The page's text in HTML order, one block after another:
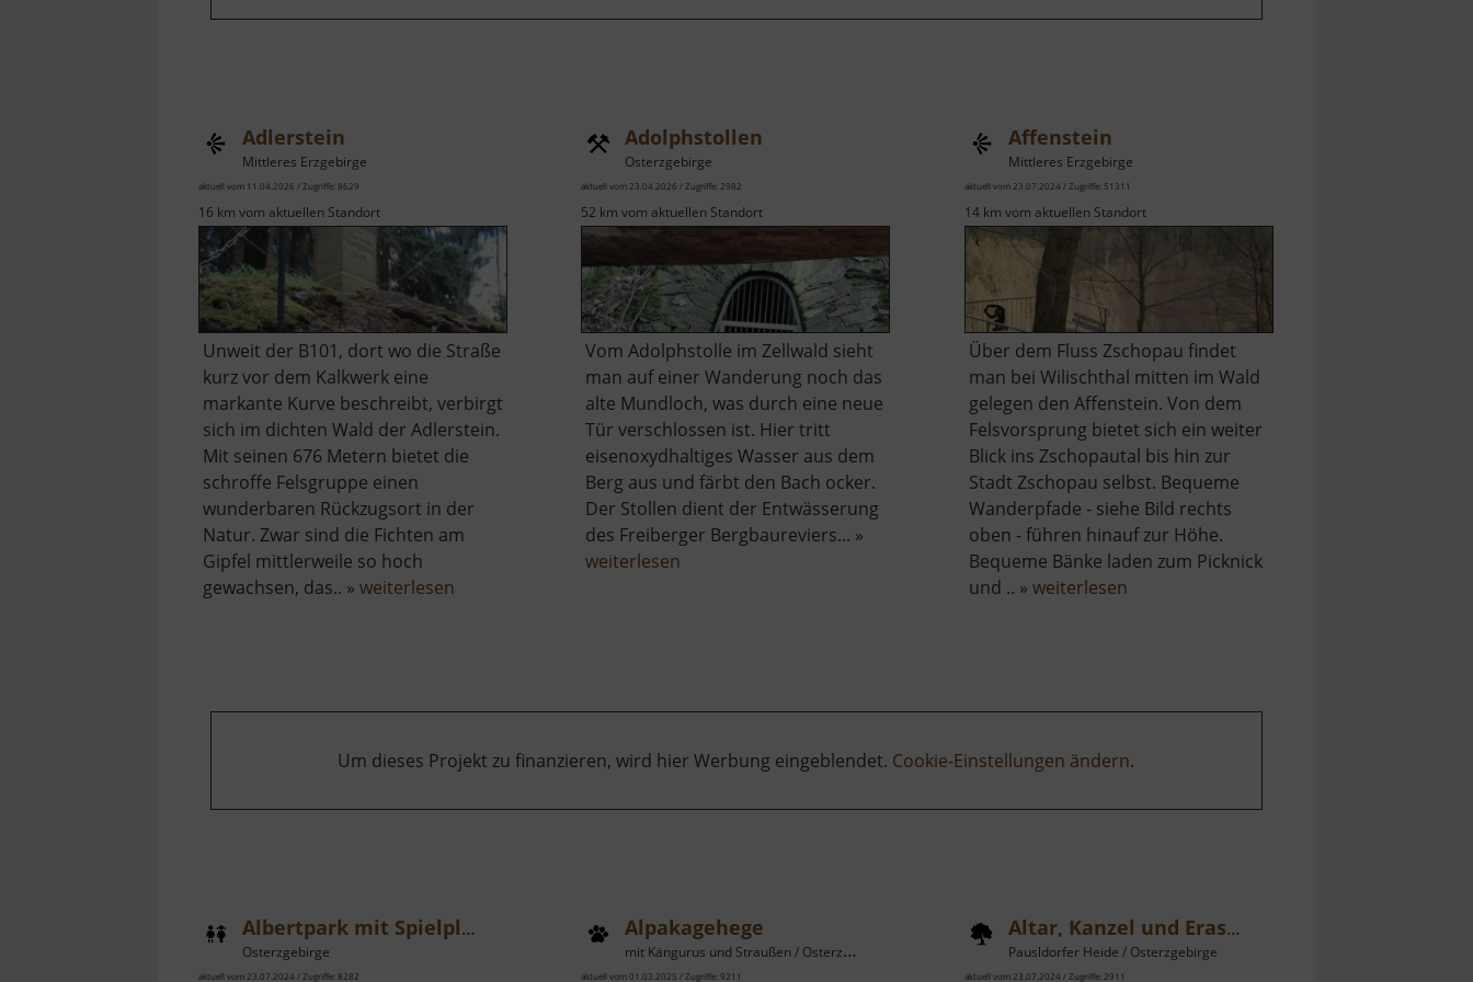
Adlerstein
Mittleres Erzgebirge
aktuell vom 11.04.2026 / Zugriffe: 8629
16 km vom aktuellen Standort
Unweit der B101, dort wo die Straße
kurz vor dem Kalkwerk eine
markante Kurve beschreibt, verbirgt
sich im dichten Wald der Adlerstein.
Mit seinen 676 Metern bietet die
schroffe Felsgruppe einen
wunderbaren Rückzugsort in der
Natur. Zwar sind die Fichten am
Gipfel mittlerweile so hoch
gewachsen, das.. » weiterlesen
Adolphstollen
Osterzgebirge
aktuell vom 23.04.2026 / Zugriffe: 2982
52 km vom aktuellen Standort
Vom Adolphstolle im Zellwald sieht
man auf einer Wanderung noch das
alte Mundloch, was durch eine neue
Tür verschlossen ist. Hier tritt
eisenoxydhaltiges Wasser aus dem
Berg aus und färbt den Bach ocker.
Der Stollen dient der Entwässerung
des Freiberger Bergbaureviers... »
weiterlesen
Affenstein
Mittleres Erzgebirge
aktuell vom 23.07.2024 / Zugriffe: 51311
14 km vom aktuellen Standort
Über dem Fluss Zschopau findet
man bei Wilischthal mitten im Wald
gelegen den Affenstein. Von dem
Felsvorsprung bietet sich ein weiter
Blick ins Zschopautal bis hin zur
Stadt Zschopau selbst. Bequeme
Wanderpfade - siehe Bild rechts
oben - führen hinauf zur Höhe.
Bequeme Bänke laden zum Picknick
und .. » weiterlesenüber
Um dieses Projekt zu finanzieren, wird hier Werbung eingeblendet. Cookie-Einstellungen ändern.
Albertpark mit Spielplatz
Osterzgebirge
aktuell vom 23.07.2024 / Zugriffe: 8282
Alpakagehege
mit Kängurus und Straußen / Osterzgebirge
aktuell vom 01.03.2025 / Zugriffe: 9211
Altar, Kanzel und Erashöhe
Pausldorfer Heide / Osterzgebirge
aktuell vom 23.07.2024 / Zugriffe: 2911